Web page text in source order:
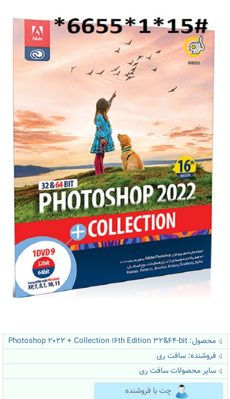
محصول: Photoshop 2022 + Collection 16th Edition 32&64-bit
فروشنده:سافت ری
سایر محصولات سافت ری
چت با فروشنده